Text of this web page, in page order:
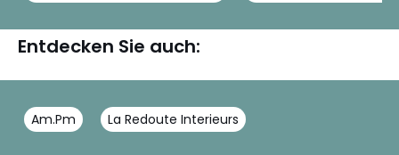
Entdecken Sie auch:
Am.Pm La Redoute Interieurs